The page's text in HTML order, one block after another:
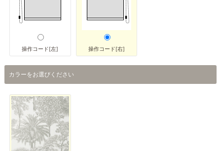
操作コード[左] 操作コード[右]
カラーをお選びください